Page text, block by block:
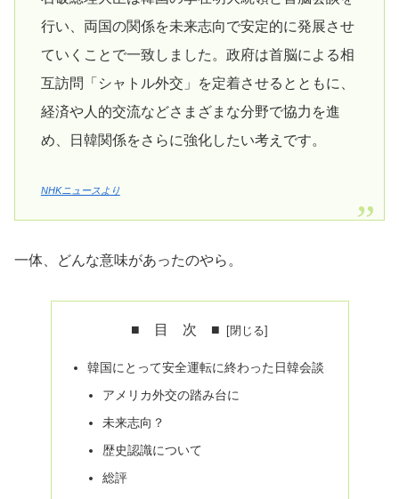
行い、両国の関係を未来志向で安定的に発展させ
ていくことで一致しました。政府は首脳による相
互訪問「シャトル外交」を定着させるとともに、
経済や人的交流などさまざまな分野で協力を進
め、日韓関係をさらに強化したい考えです。
NHKニュースより
一体、どんな意味があったのやら。
■ 目 次 ■
韓国にとって安全運転に終わった日韓会談
アメリカ外交の踏み台に
未来志向？
歴史認識について
総評